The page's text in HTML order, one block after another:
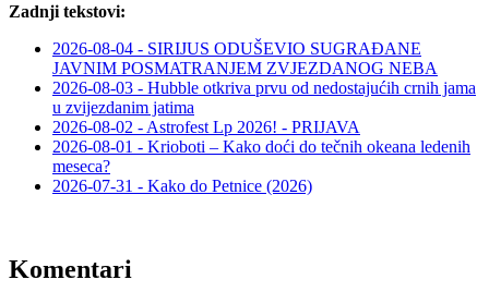
Zadnji tekstovi:
2026-08-04 - SIRIJUS ODUŠEVIO SUGRAĐANE
JAVNIM POSMATRANJEM ZVJEZDANOG NEBA
2026-08-03 - Hubble otkriva prvu od nedostajućih crnih jama
u zvijezdanim jatima
2026-08-02 - Astrofest Lp 2026! - PRIJAVA
2026-08-01 - Krioboti – Kako doći do tečnih okeana ledenih
meseca?
2026-07-31 - Kako do Petnice (2026)
Komentari